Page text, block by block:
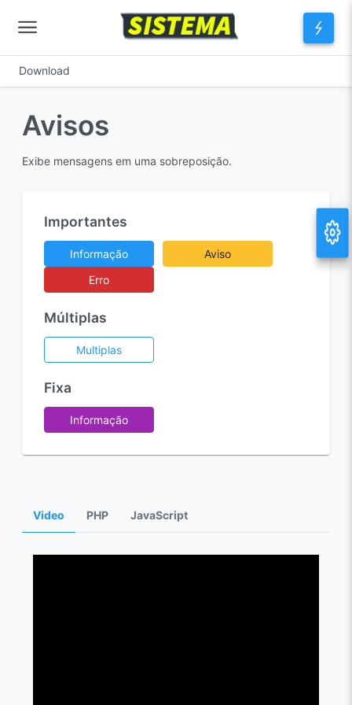
Download
Avisos
Exibe mensagens em uma sobreposição.
Importantes
Informação
Aviso
Erro
Múltiplas
Multiplas
Fixa
Informação
Video PHP JavaScript